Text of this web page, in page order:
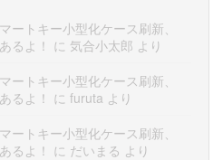
ートキー小型化ケース刷新、
るよ！ に 気合小太郎 より
ートキー小型化ケース刷新、
るよ！ に furuta より
ートキー小型化ケース刷新、
るよ！ に だいまる より